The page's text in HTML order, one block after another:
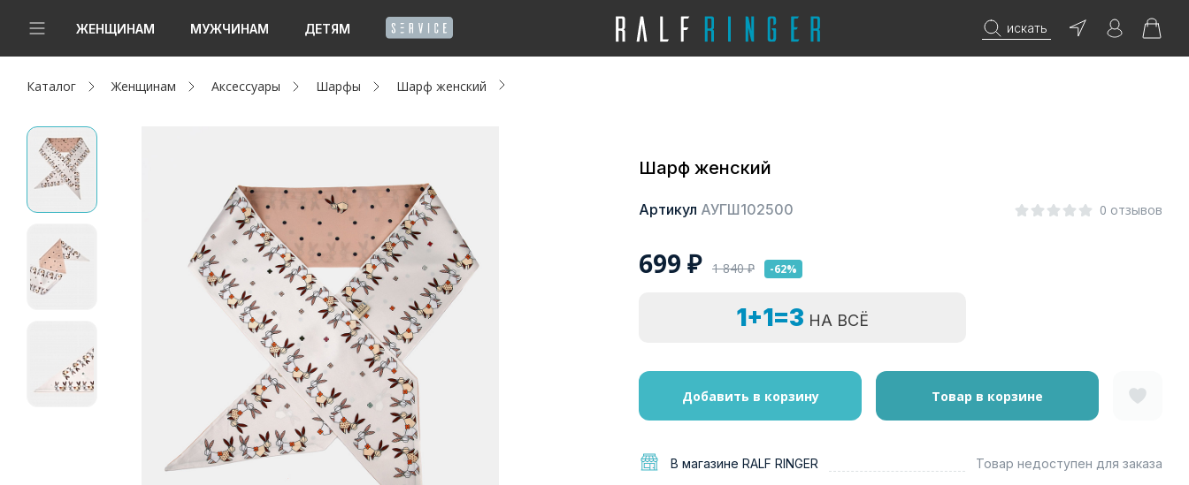
ЖЕНЩИНАМ МУЖЧИНАМ ДЕТЯМ искать
Новинки
Женщинам
Мужчинам
Капсула
Акции / Новости
Адреса магазинов
Каталог Женщинам Аксессуары Шарфы Шарф женский
Шарф женский
Артикул АУГШ102500 0 отзывов
699 ₽ 1 840₽ -62%
1+1=3 НА ВСЁ
Добавить в корзину Товар в корзине
В магазине RALF RINGER Товар недоступен для заказа